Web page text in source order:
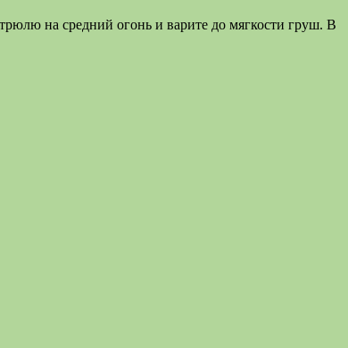
на средний огонь и варите до мягкости груш. В